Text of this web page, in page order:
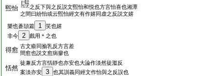
煕怡
之反下與之反説文煕怡和悦也方言怡喜也湘潭
之間曰紛怡或云煕怡經文有作嬉同虚之反説文嬉
樂也蒼頡篇 1
笑也嬉
非今
2 戲用＊之也
得愈 古文瘉同揄乳反方言差
間愈也説文愈病瘳也
恬然
徒兼反方言恬靜也亦安也大論作淡然徒濫反
案淡亦安
3 也其訓義同經文作怡與之反誤也